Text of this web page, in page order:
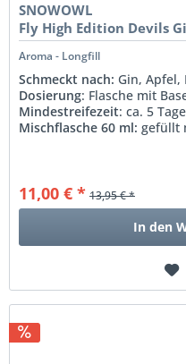
SNOWOWL
Fly High Edition Devils
Aroma - Longfill
Schmeckt nach: Gin, Apfel,
Dosierung: Flasche mit
Mindestreifezeit: ca. 5 Tage
Mischflasche 60 ml: gefüllt
11,00 € * 13,95 € *
In den